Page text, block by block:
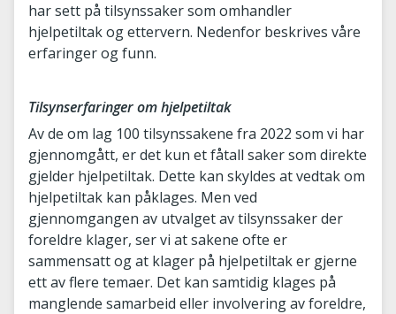
har sett på tilsynssaker som omhandler
hjelpetiltak og ettervern. Nedenfor beskrives våre
erfaringer og funn.
Tilsynserfaringer om hjelpetiltak
Av de om lag 100 tilsynssakene fra 2022 som vi har
gjennomgått, er det kun et fåtall saker som direkte
gjelder hjelpetiltak. Dette kan skyldes at vedtak om
hjelpetiltak kan påklages. Men ved
gjennomgangen av utvalget av tilsynssaker der
foreldre klager, ser vi at sakene ofte er
sammensatt og at klager på hjelpetiltak er gjerne
ett av flere temaer. Det kan samtidig klages på
manglende samarbeid eller involvering av foreldre,